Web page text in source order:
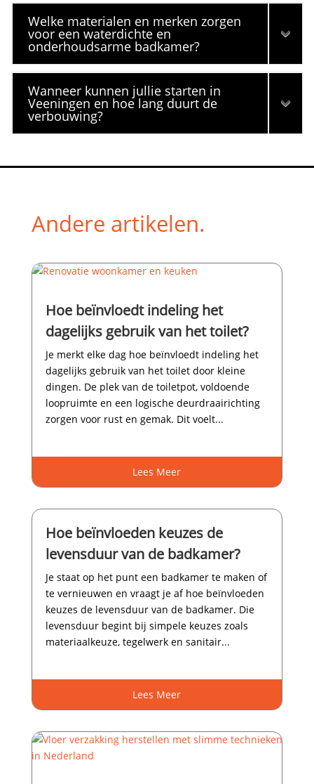
Welke materialen en merken zorgen
voor een waterdichte en
onderhoudsarme badkamer?
Wanneer kunnen jullie starten in
Veeningen en hoe lang duurt de
verbouwing?
Andere artikelen.
Hoe beïnvloedt indeling het
dagelijks gebruik van het toilet?
Je merkt elke dag hoe beïnvloedt indeling het
dagelijks gebruik van het toilet door kleine
dingen.​ De plek van de toiletpot, voldoende
loopruimte en een logische deurdraairichting
zorgen voor rust en gemak.​ Dit voelt...
Lees Meer
Hoe beïnvloeden keuzes de
levensduur van de badkamer?
Je staat op het punt een badkamer te maken of
te vernieuwen en vraagt je af hoe beïnvloeden
keuzes de levensduur van de badkamer.​ Die
levensduur begint bij simpele keuzes zoals
materiaalkeuze, tegelwerk en sanitair...
Lees Meer